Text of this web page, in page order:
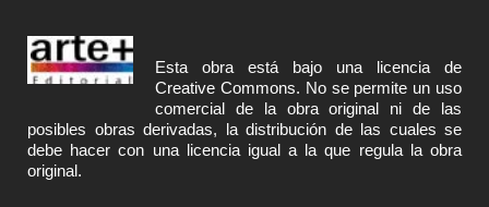
Esta obra está bajo una licencia de
Creative Commons. No se permite un uso
comercial de la obra original ni de las
posibles obras derivadas, la distribución de las cuales se
debe hacer con una licencia igual a la que regula la obra
original.